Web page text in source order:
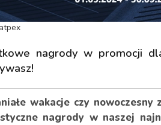
nagrody w promocji
wakacje czy
nagrody w naszej